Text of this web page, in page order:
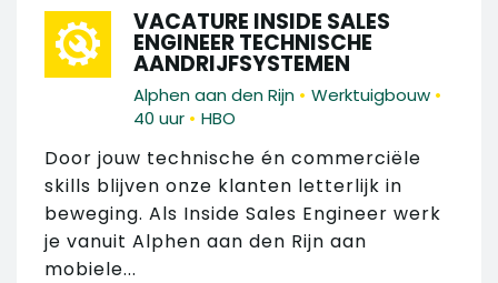
VACATURE INSIDE SALES
ENGINEER TECHNISCHE
AANDRIJFSYSTEMEN
Alphen aan den Rijn • Werktuigbouw •
40 uur • HBO
Door jouw technische én commerciële
skills blijven onze klanten letterlijk in
beweging. Als Inside Sales Engineer werk
je vanuit Alphen aan den Rijn aan
mobiele...